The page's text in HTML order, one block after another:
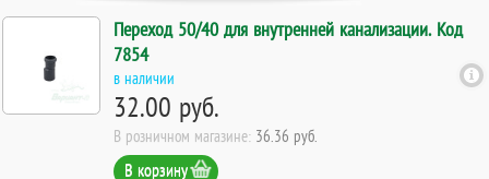
Переход 50/40 для внутренней канализации. Код
7854
в наличии
32.00 руб.
В розничном магазине: 36.36 руб.
В корзину